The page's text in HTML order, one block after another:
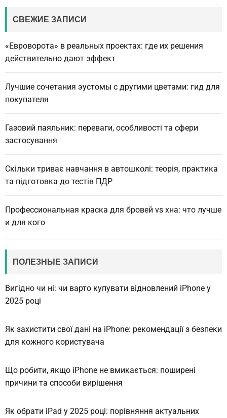
СВЕЖИЕ ЗАПИСИ
«Евроворота» в реальных проектах: где их решения
действительно дают эффект
Лучшие сочетания эустомы с другими цветами: гид для
покупателя
Газовий паяльник: переваги, особливості та сфери
застосування
Скільки триває навчання в автошколі: теорія, практика
та підготовка до тестів ПДР
Профессиональная краска для бровей vs хна: что лучше
и для кого
ПОЛЕЗНЫЕ ЗАПИСИ
Вигідно чи ні: чи варто купувати відновлений iPhone у
2025 році
Як захистити свої дані на iPhone: рекомендації з безпеки
для кожного користувача
Що робити, якщо iPhone не вмикається: поширені
причини та способи вирішення
Як обрати iPad у 2025 році: порівняння актуальних